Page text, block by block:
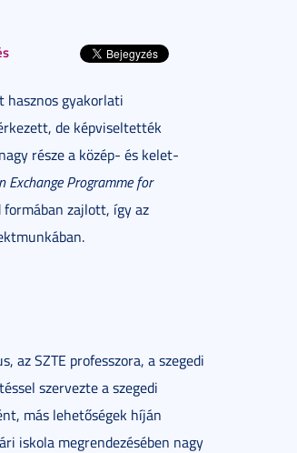
hasznos gyakorlati
de képviseltették
része a közép- és kelet-
Exchange Programme for
zajlott, így az
SZTE professzora, a szegedi
szervezte a szegedi
más lehetőségek híján
iskola megrendezésében nagy